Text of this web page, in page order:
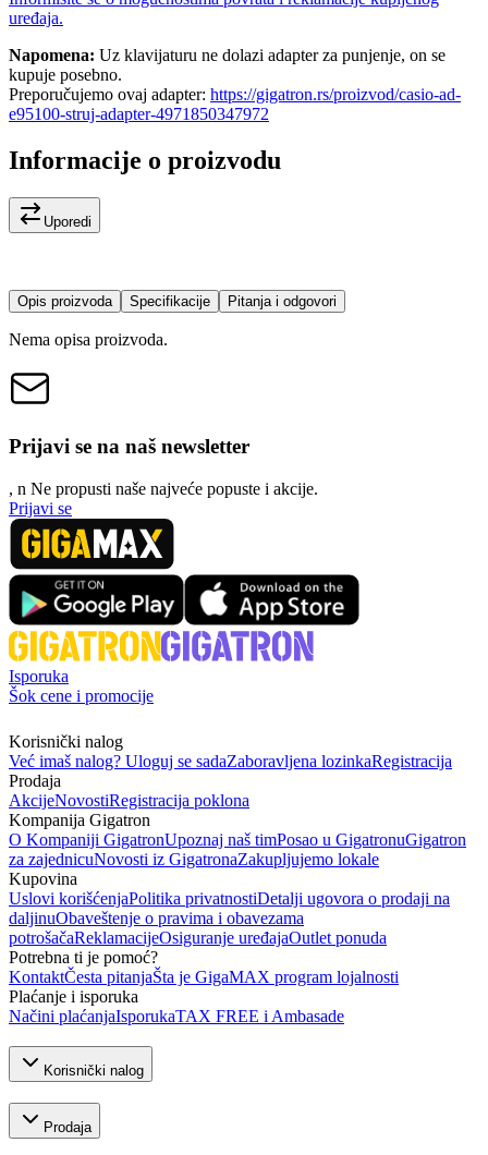
uređaja.
Napomena: Uz klavijaturu ne dolazi adapter za punjenje, on se
kupuje posebno.
Preporučujemo ovaj adapter: https://gigatron.rs/proizvod/casio-ad-
e95100-struj-adapter-4971850347972
Informacije o proizvodu
Uporedi
Opis proizvoda Specifikacije Pitanja i odgovori
Nema opisa proizvoda.
Prijavi se na naš newsletter
, n Ne propusti naše najveće popuste i akcije.
Prijavi se
Isporuka
Šok cene i promocije
Korisnički nalog
Već imaš nalog? Uloguj se sadaZaboravljena lozinkaRegistracija
Prodaja
AkcijeNovostiRegistracija poklona
Kompanija Gigatron
O Kompaniji GigatronUpoznaj naš timPosao u GigatronuGigatron
za zajednicuNovosti iz GigatronaZakupljujemo lokale
Kupovina
Uslovi korišćenjaPolitika privatnostiDetalji ugovora o prodaji na
daljinuObaveštenje o pravima i obavezama
potrošačaReklamacijeOsiguranje uređajaOutlet ponuda
Potrebna ti je pomoć?
KontaktČesta pitanjaŠta je GigaMAX program lojalnosti
Plaćanje i isporuka
Načini plaćanjaIsporukaTAX FREE i Ambasade
Korisnički nalog
Prodaja